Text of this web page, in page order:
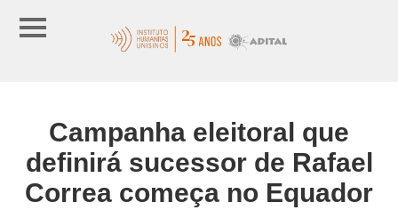
Campanha eleitoral que
definirá sucessor de Rafael
Correa começa no Equador